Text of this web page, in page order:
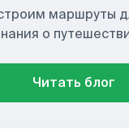
маршруты
о
Читать блог